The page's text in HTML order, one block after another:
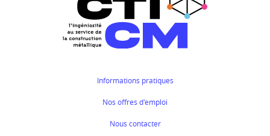
Informations pratiques
Nos offres d'emploi
Nous contacter